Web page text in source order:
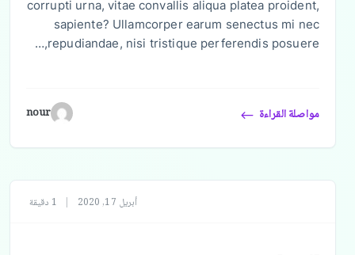
corrupti urna, vitae convallis aliqua platea proident,
sapiente? Ullamcorper earum senectus mi nec
repudiandae, nisi tristique perferendis posuere,…
مواصلة القراءة nour
أبريل 17, 2020 | 1 دقيقة